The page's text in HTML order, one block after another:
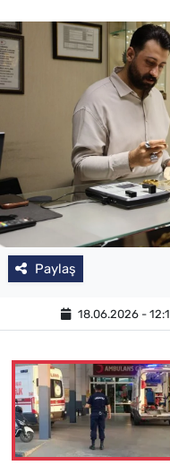
Paylaş
18.06.2026 -